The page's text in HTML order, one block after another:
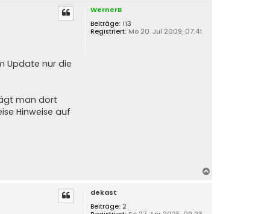
WernerB
Beiträge: 113
Registriert: Mo 20. Jul 2009, 07:41
Update nur die
man dort
Hinweise auf
dekast
Beiträge: 2